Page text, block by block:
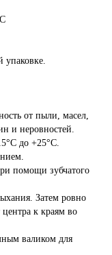
упаковке.
от пыли, масел,
и неровностей.
до +25°С.
помощи зубчатого
Затем ровно
к краям во
валиком для